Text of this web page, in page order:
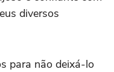
diversos
para não deixá-lo